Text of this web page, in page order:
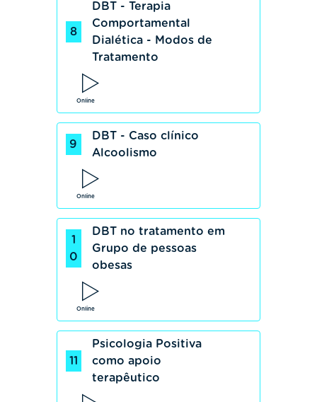
8
DBT - Terapia
Comportamental
Dialética - Modos de
Tratamento
Online
9
DBT - Caso clínico
Alcoolismo
Online
1
0
DBT no tratamento em
Grupo de pessoas
obesas
Online
11
Psicologia Positiva
como apoio
terapêutico